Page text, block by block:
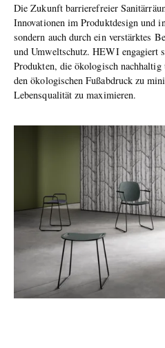
Die Zukunft barrierefreier
Innovationen im Produktdesign und
sondern auch durch ein verstärktes
und Umweltschutz. HEWI engagiert
Produkten, die ökologisch
den ökologischen Fußabdruck zu
Lebensqualität zu maximieren.